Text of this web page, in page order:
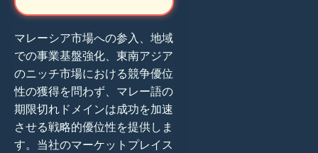
マレーシア市場への参入、地域
での事業基盤強化、東南アジア
のニッチ市場における競争優位
性の獲得を問わず、マレー語の
期限切れドメインは成功を加速
させる戦略的優位性を提供しま
す。当社のマーケットプレイス